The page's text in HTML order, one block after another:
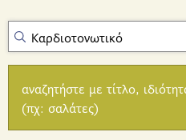
αναζητήστε με τίτλο,
(πχ: σαλάτες)